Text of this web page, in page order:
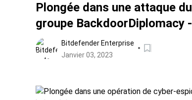
Plongée dans une attaque du
groupe BackdoorDiplomacy -
Étude d’un toolkit
Bitdefender Enterprise
Janvier 03, 2023